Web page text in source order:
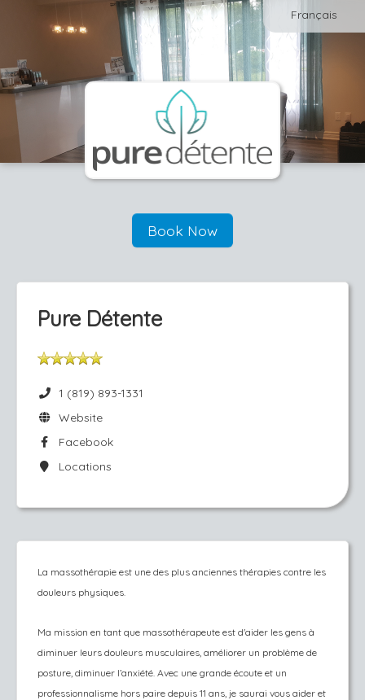
Français
Book Now
Pure Détente
1 (819) 893-1331
Website
Facebook
Locations
La massothérapie est une des plus anciennes thérapies contre les
douleurs physiques.
Ma mission en tant que massothérapeute est d'aider les gens à
diminuer leurs douleurs musculaires, améliorer un problème de
posture, diminuer l’anxiété. Avec une grande écoute et un
professionnalisme hors paire depuis 11 ans, je saurai vous aider et